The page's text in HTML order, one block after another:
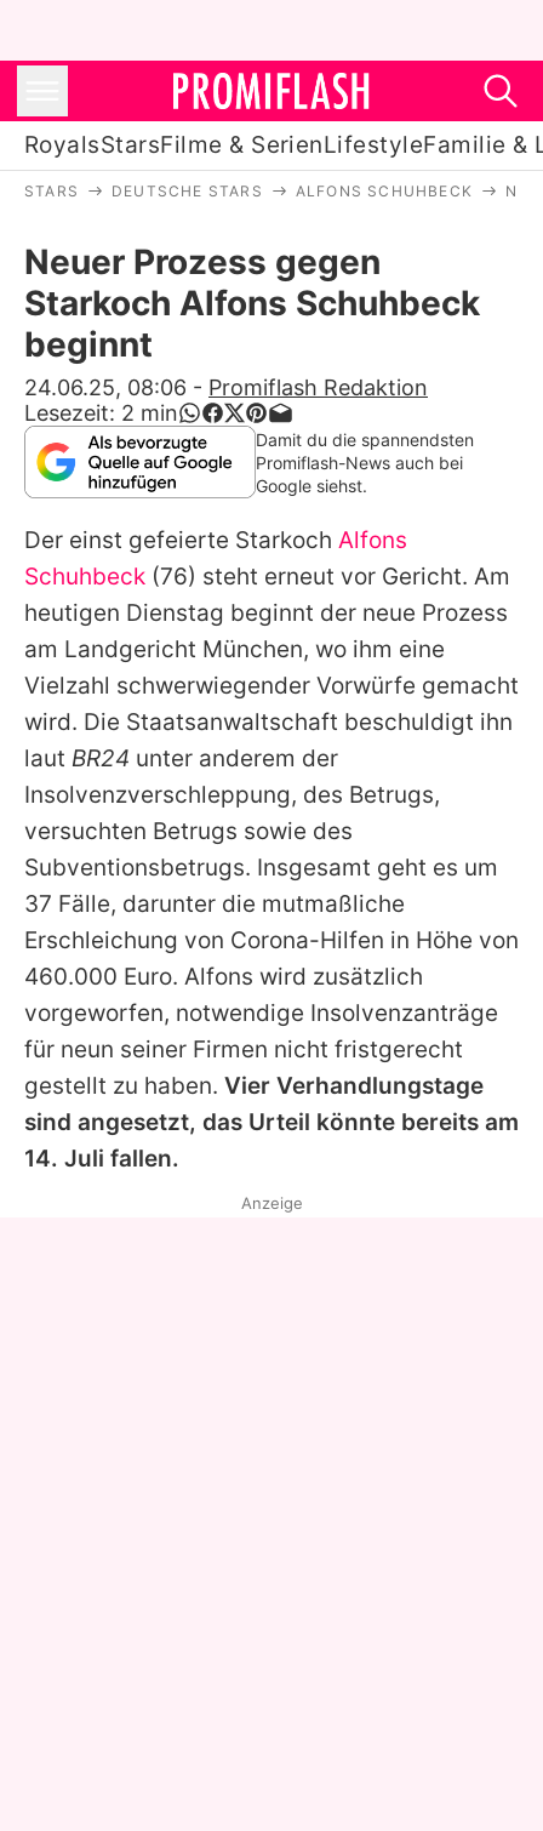
RoyalsStarsFilme & SerienLifestyleFamilie &
Stars
Filme & Serien
Lifestyle
Familie & Liebe
Promiflash Exklusiv
Alle Themen auf Promiflash
Jobs
App runterladen
Team
Redaktionelle Richtlinien
Impressum
Datenschutzerklärung
Utiq verwalten
STARS DEUTSCHE STARS ALFONS SCHUHBECK
Neuer Prozess gegen
Starkoch Alfons Schuhbeck
beginnt
24.06.25, 08:06 - Promiflash Redaktion
Lesezeit: 2 min
Damit du die spannendsten
Promiflash-News auch bei
Google siehst.
Der einst gefeierte Starkoch Alfons
Schuhbeck (76) steht erneut vor Gericht. Am
heutigen Dienstag beginnt der neue Prozess
am Landgericht München, wo ihm eine
Vielzahl schwerwiegender Vorwürfe gemacht
wird. Die Staatsanwaltschaft beschuldigt ihn
laut BR24 unter anderem der
Insolvenzverschleppung, des Betrugs,
versuchten Betrugs sowie des
Subventionsbetrugs. Insgesamt geht es um
37 Fälle, darunter die mutmaßliche
Erschleichung von Corona-Hilfen in Höhe von
460.000 Euro. Alfons wird zusätzlich
vorgeworfen, notwendige Insolvenzanträge
für neun seiner Firmen nicht fristgerecht
gestellt zu haben. Vier Verhandlungstage
sind angesetzt, das Urteil könnte bereits am
14. Juli fallen.
Anzeige